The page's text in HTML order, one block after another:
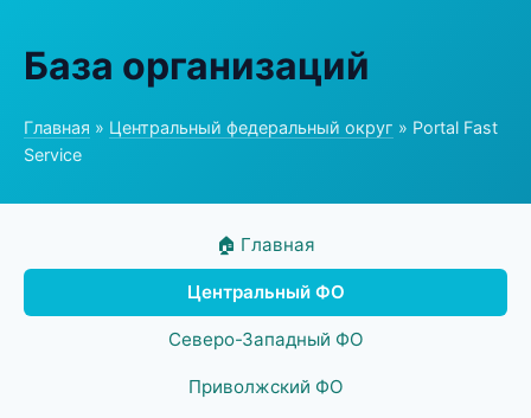
База организаций
Главная » Центральный федеральный округ » Portal Fast
Service
🏠 Главная
Центральный ФО
Северо-Западный ФО
Приволжский ФО